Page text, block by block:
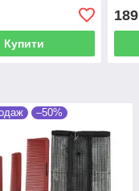
Купити
189
–50%